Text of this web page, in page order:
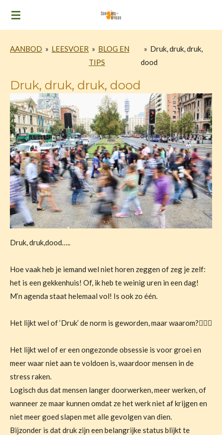
Ga
deAANBOD » LEESVOER » BLOG EN
TIPS
» Druk, druk, druk,
dood
Druk, druk, druk, dood
Druk, druk,dood…..
Hoe vaak heb je iemand wel niet horen zeggen of zeg je zelf:
het is een gekkenhuis! Of, ik heb te weinig uren in een dag!
M’n agenda staat helemaal vol! Is ook zo één.
Het lijkt wel of ‘Druk’ de norm is geworden, maar waarom?🤷🏼‍♀️
Het lijkt wel of er een ongezonde obsessie is voor groei en
meer waar niet aan te voldoen is, waardoor mensen in de
stress raken.
Logisch dus dat mensen langer doorwerken, meer werken, of
wanneer ze maar kunnen omdat ze het werk niet af krijgen en
niet meer goed slapen met alle gevolgen van dien.
Bijzonder is dat druk zijn een belangrijke status blijkt te